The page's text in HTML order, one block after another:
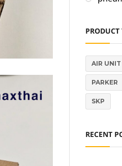
PRODUCT
AIR UNIT
PARKER
SKP
RECENT